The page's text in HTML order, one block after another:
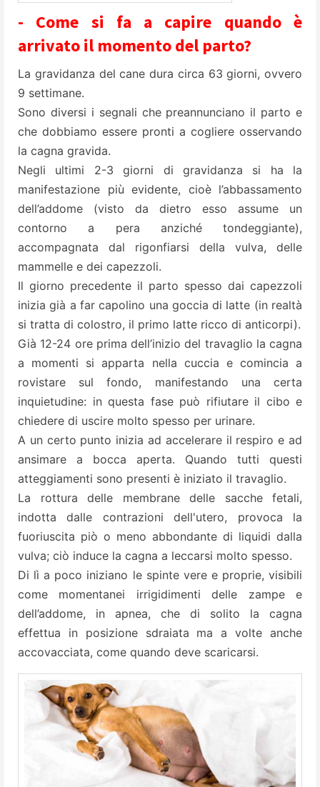
- Come si fa a capire quando è
arrivato il momento del parto?
La gravidanza del cane dura circa 63 giorni, ovvero
9 settimane.
Sono diversi i segnali che preannunciano il parto e
che dobbiamo essere pronti a cogliere osservando
la cagna gravida.
Negli ultimi 2-3 giorni di gravidanza si ha la
manifestazione più evidente, cioè l’abbassamento
dell’addome (visto da dietro esso assume un
contorno a pera anziché tondeggiante),
accompagnata dal rigonfiarsi della vulva, delle
mammelle e dei capezzoli.
Il giorno precedente il parto spesso dai capezzoli
inizia già a far capolino una goccia di latte (in realtà
si tratta di colostro, il primo latte ricco di anticorpi).
Già 12-24 ore prima dell’inizio del travaglio la cagna
a momenti si apparta nella cuccia e comincia a
rovistare sul fondo, manifestando una certa
inquietudine: in questa fase può rifiutare il cibo e
chiedere di uscire molto spesso per urinare.
A un certo punto inizia ad accelerare il respiro e ad
ansimare a bocca aperta. Quando tutti questi
atteggiamenti sono presenti è iniziato il travaglio.
La rottura delle membrane delle sacche fetali,
indotta dalle contrazioni dell'utero, provoca la
fuoriuscita piò o meno abbondante di liquidi dalla
vulva; ciò induce la cagna a leccarsi molto spesso.
Di lì a poco iniziano le spinte vere e proprie, visibili
come momentanei irrigidimenti delle zampe e
dell’addome, in apnea, che di solito la cagna
effettua in posizione sdraiata ma a volte anche
accovacciata, come quando deve scaricarsi.